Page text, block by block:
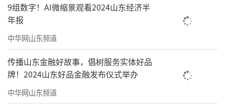
9组数字！AI微缩景观看2024山东经济半
年报
中华网山东频道
传播山东金融好故事，倡树服务实体好品
牌！2024山东好品金融发布仪式举办
中华网山东频道